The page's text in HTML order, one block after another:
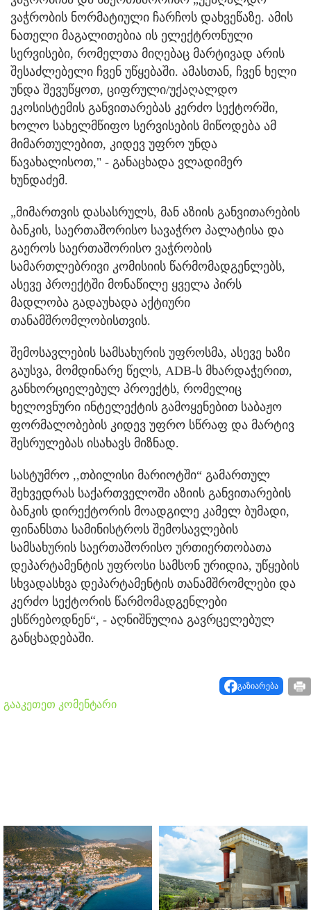
ვაჭრობის ნორმატიული ჩარჩოს დახვეწაზე. ამის
ნათელი მაგალითებია ის ელექტრონული
სერვისები, რომელთა მიღებაც მარტივად არის
შესაძლებელი ჩვენ უწყებაში. ამასთან, ჩვენ ხელი
უნდა შევუწყოთ, ციფრული/უქაღალდო
ეკოსისტემის განვითარებას კერძო სექტორში,
ხოლო სახელმწიფო სერვისების მიწოდება ამ
მიმართულებით, კიდევ უფრო უნდა
წავახალისოთ," - განაცხადა ვლადიმერ
ხუნდაძემ.
„მიმართვის დასასრულს, მან აზიის განვითარების
ბანკის, საერთაშორისო სავაჭრო პალატისა და
გაეროს საერთაშორისო ვაჭრობის
სამართლებრივი კომისიის წარმომადგენლებს,
ასევე პროექტში მონაწილე ყველა პირს
მადლობა გადაუხადა აქტიური
თანამშრომლობისთვის.
შემოსავლების სამსახურის უფროსმა, ასევე ხაზი
გაუსვა, მომდინარე წელს, ADB-ს მხარდაჭერით,
განხორციელებულ პროექტს, რომელიც
ხელოვნური ინტელექტის გამოყენებით საბაჟო
ფორმალობების კიდევ უფრო სწრაფ და მარტივ
შესრულებას ისახავს მიზნად.
სასტუმრო ,,თბილისი მარიოტში“ გამართულ
შეხვედრას საქართველოში აზიის განვითარების
ბანკის დირექტორის მოადგილე კამელ ბუმადი,
ფინანსთა სამინისტროს შემოსავლების
სამსახურის საერთაშორისო ურთიერთობათა
დეპარტამენტის უფროსი სამსონ ურიდია, უწყების
სხვადასხვა დეპარტამენტის თანამშრომლები და
კერძო სექტორის წარმომადგენლები
ესწრებოდნენ“, - აღნიშნულია გავრცელებულ
განცხადებაში.
გაზიარება
გააკეთეთ კომენტარი